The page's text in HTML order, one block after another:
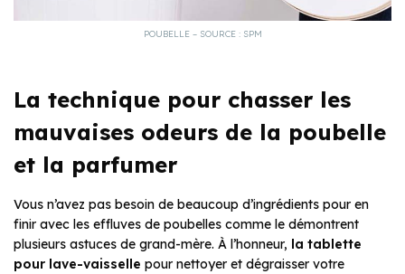
POUBELLE – SOURCE : SPM
La technique pour chasser les
mauvaises odeurs de la poubelle
et la parfumer
Vous n’avez pas besoin de beaucoup d’ingrédients pour en
finir avec les effluves de poubelles comme le démontrent
plusieurs astuces de grand-mère. À l’honneur, la tablette
pour lave-vaisselle pour nettoyer et dégraisser votre